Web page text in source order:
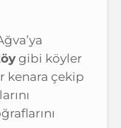
gibi köyler
kenara çekip